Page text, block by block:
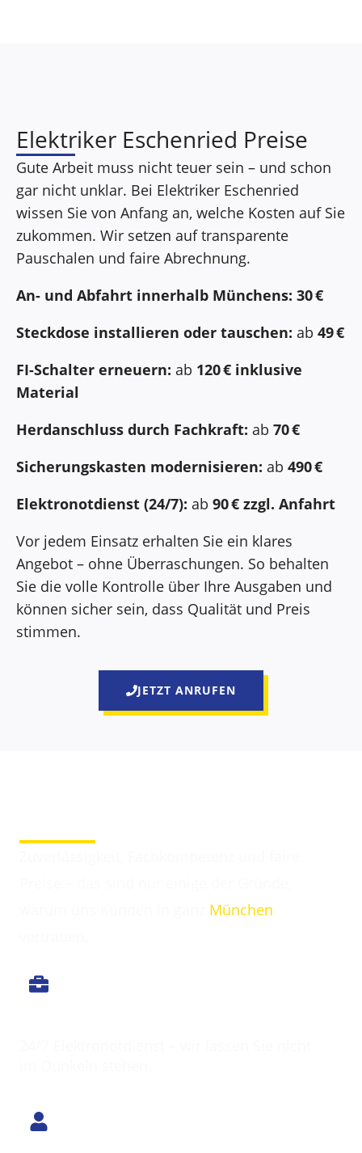
Elektriker Eschenried Preise
Gute Arbeit muss nicht teuer sein – und schon
gar nicht unklar. Bei Elektriker Eschenried
wissen Sie von Anfang an, welche Kosten auf Sie
zukommen. Wir setzen auf transparente
Pauschalen und faire Abrechnung.
An- und Abfahrt innerhalb Münchens: 30 €
Steckdose installieren oder tauschen: ab 49 €
FI-Schalter erneuern: ab 120 € inklusive
Material
Herdanschluss durch Fachkraft: ab 70 €
Sicherungskasten modernisieren: ab 490 €
Elektronotdienst (24/7): ab 90 € zzgl. Anfahrt
Vor jedem Einsatz erhalten Sie ein klares
Angebot – ohne Überraschungen. So behalten
Sie die volle Kontrolle über Ihre Ausgaben und
können sicher sein, dass Qualität und Preis
stimmen.
JETZT ANRUFEN
München